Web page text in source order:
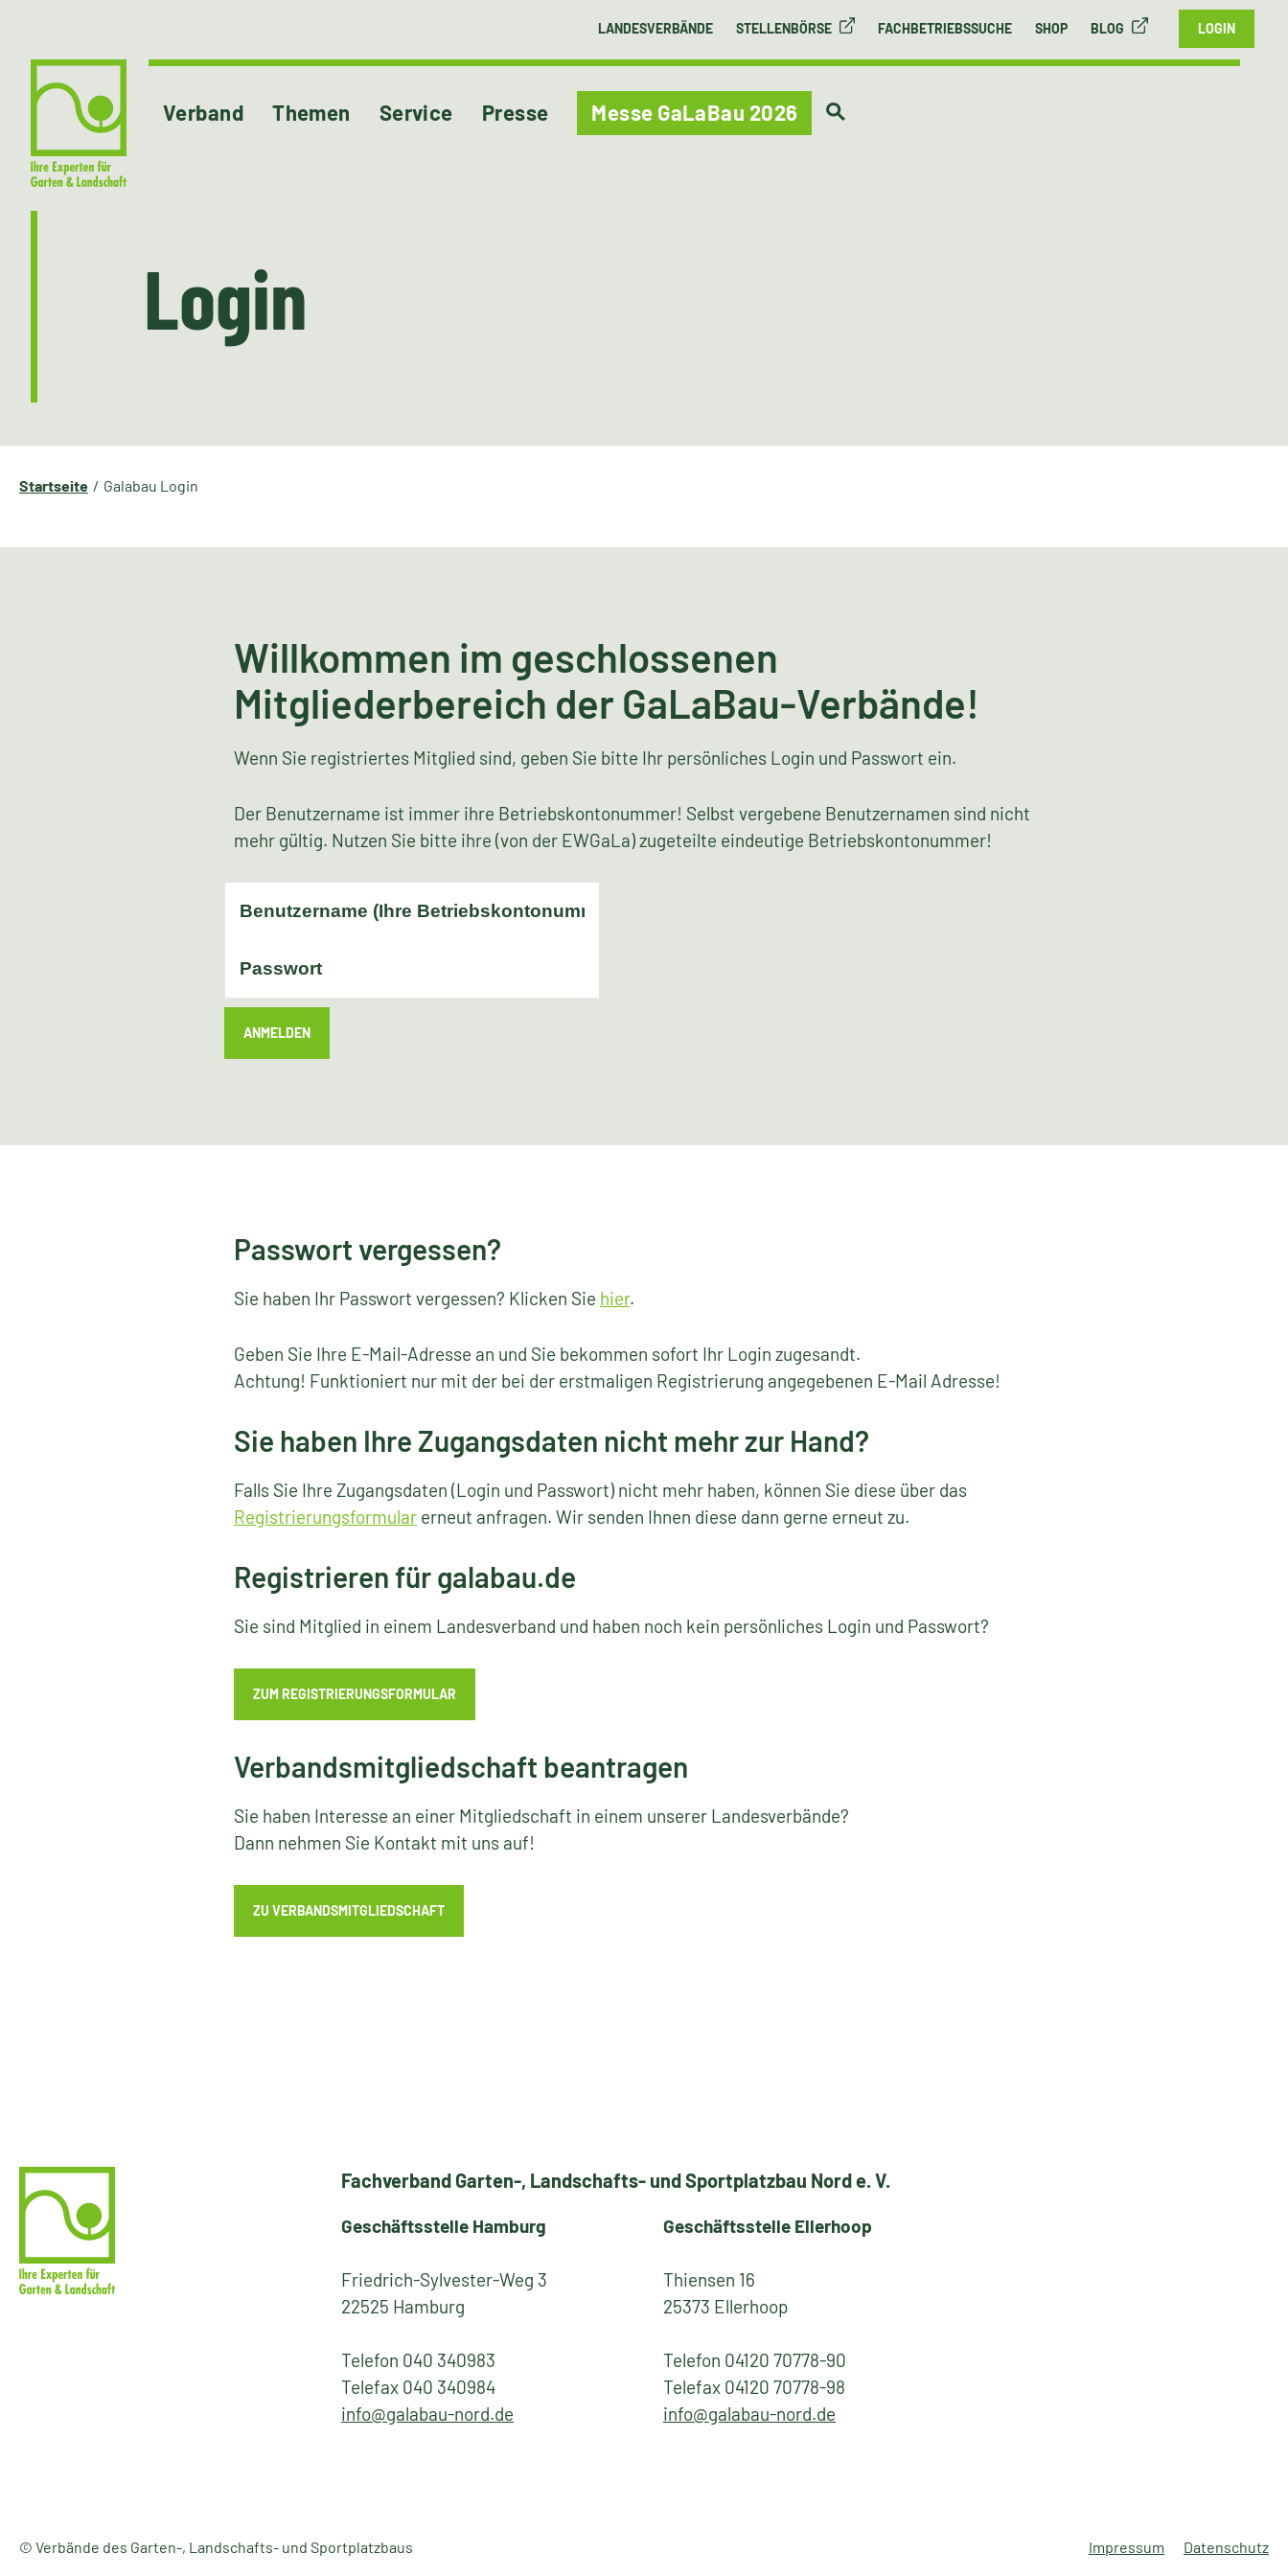
LANDESVERBÄNDE STELLENBÖRSE FACHBETRIEBSSUCHE SHOP BLOG LOGIN
Verband Themen Service Presse Messe GaLaBau 2026
Login
Startseite Galabau Login
Willkommen im geschlossenen
Mitgliederbereich der GaLaBau-Verbände!
Wenn Sie registriertes Mitglied sind, geben Sie bitte Ihr persönliches Login und Passwort ein.
Der Benutzername ist immer ihre Betriebskontonummer! Selbst vergebene Benutzernamen sind nicht
mehr gültig. Nutzen Sie bitte ihre (von der EWGaLa) zugeteilte eindeutige Betriebskontonummer!
ANMELDEN
Passwort vergessen?
Sie haben Ihr Passwort vergessen? Klicken Sie hier.
Geben Sie Ihre E-Mail-Adresse an und Sie bekommen sofort Ihr Login zugesandt.
Achtung! Funktioniert nur mit der bei der erstmaligen Registrierung angegebenen E-Mail Adresse!
Sie haben Ihre Zugangsdaten nicht mehr zur Hand?
Falls Sie Ihre Zugangsdaten (Login und Passwort) nicht mehr haben, können Sie diese über das
Registrierungsformular erneut anfragen. Wir senden Ihnen diese dann gerne erneut zu.
Registrieren für galabau.de
Sie sind Mitglied in einem Landesverband und haben noch kein persönliches Login und Passwort?
ZUM REGISTRIERUNGSFORMULAR
Verbandsmitgliedschaft beantragen
Sie haben Interesse an einer Mitgliedschaft in einem unserer Landesverbände?
Dann nehmen Sie Kontakt mit uns auf!
ZU VERBANDSMITGLIEDSCHAFT
Fachverband Garten-, Landschafts- und Sportplatzbau Nord e. V.
Geschäftsstelle Hamburg
Friedrich-Sylvester-Weg 3
22525 Hamburg
Telefon 040 340983
Telefax 040 340984
info@galabau-nord.de
Geschäftsstelle Ellerhoop
Thiensen 16
25373 Ellerhoop
Telefon 04120 70778-90
Telefax 04120 70778-98
info@galabau-nord.de
© Verbände des Garten-, Landschafts- und Sportplatzbaus Impressum Datenschutz